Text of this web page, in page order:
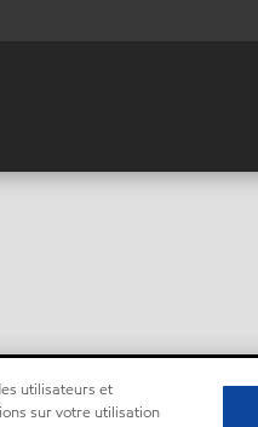
utilisateurs et
sur votre utilisation